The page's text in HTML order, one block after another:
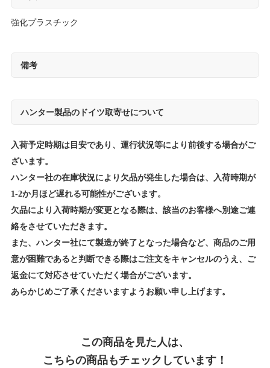
強化プラスチック
備考
ハンター製品のドイツ取寄せについて
入荷予定時期は目安であり、運行状況等により前後する場合がご
ざいます。
ハンター社の在庫状況により欠品が発生した場合は、入荷時期が
1-2か月ほど遅れる可能性がございます。
欠品により入荷時期が変更となる際は、該当のお客様へ別途ご連
絡をさせていただきます。
また、ハンター社にて製造が終了となった場合など、商品のご用
意が困難であると判断できる際はご注文をキャンセルのうえ、ご
返金にて対応させていただく場合がございます。
あらかじめご了承くださいますようお願い申し上げます。
この商品を見た人は、
こちらの商品もチェックしています！